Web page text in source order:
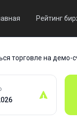
Рейтинг
торговле на демо-